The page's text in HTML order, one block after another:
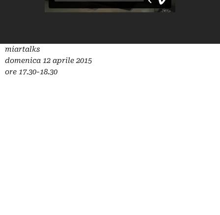
miartalks
domenica 12 aprile 2015
ore 17.30-18.30